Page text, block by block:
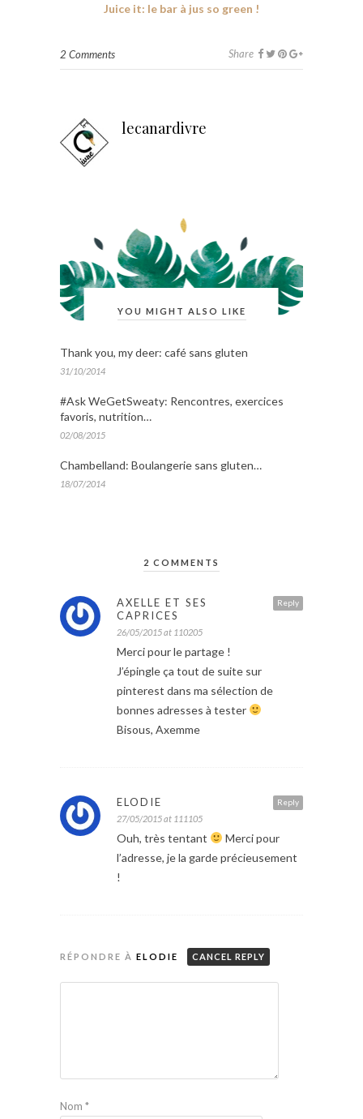
Juice it: le bar à jus so green !
2 Comments Share
lecanardivre
YOU MIGHT ALSO LIKE
Thank you, my deer: café sans gluten
31/10/2014
#Ask WeGetSweaty: Rencontres, exercices
favoris, nutrition…
02/08/2015
Chambelland: Boulangerie sans gluten…
18/07/2014
2 COMMENTS
Reply
AXELLE ET SES
CAPRICES
26/05/2015 at 110205
Merci pour le partage !
J’épingle ça tout de suite sur
pinterest dans ma sélection de
bonnes adresses à tester
Bisous, Axemme
Reply
ELODIE
27/05/2015 at 111105
Ouh, très tentant
Merci pour
l’adresse, je la garde précieusement
!
RÉPONDRE À ELODIE CANCEL REPLY
Nom *